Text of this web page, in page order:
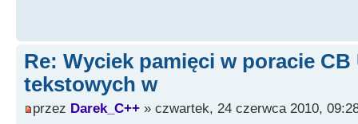
Re: Wyciek pamięci w poracie
tekstowych w
przez Darek_C++ » czwartek, 24 czerwca 2010,